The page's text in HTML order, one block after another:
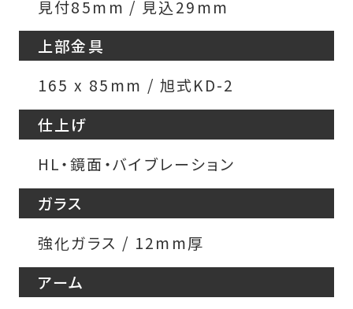
見付85mm / 見込29mm
上部金具
165 x 85mm / 旭式KD-2
仕上げ
HL・鏡面・バイブレーション
ガラス
強化ガラス / 12mm厚
アーム